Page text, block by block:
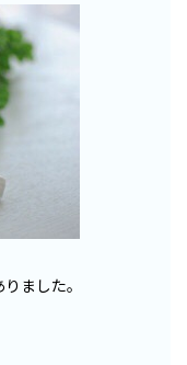
ました。